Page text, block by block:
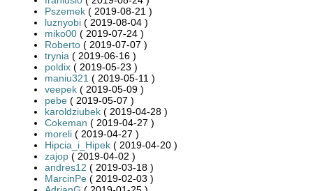
Pszemek ( 2019-08-21 )
luznyobi ( 2019-08-04 )
miko00 ( 2019-07-24 )
Roberto ( 2019-07-07 )
trynia ( 2019-06-16 )
poldix ( 2019-05-23 )
maniu321 ( 2019-05-11 )
veepek ( 2019-05-09 )
pebe ( 2019-05-07 )
karoldziubek ( 2019-04-28 )
Cokeman ( 2019-04-27 )
moreli ( 2019-04-27 )
Hipcia_i_Hipek ( 2019-04-20 )
zajop ( 2019-04-02 )
andres12 ( 2019-03-18 )
MarcinPe ( 2019-02-03 )